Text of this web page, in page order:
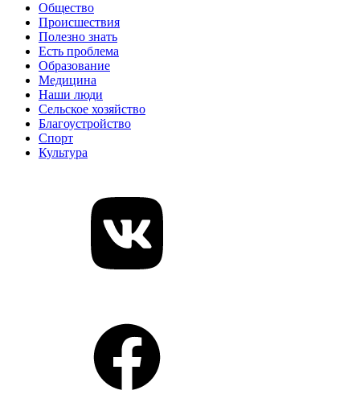
Общество
Происшествия
Полезно знать
Есть проблема
Образование
Медицина
Наши люди
Сельское хозяйство
Благоустройство
Спорт
Культура